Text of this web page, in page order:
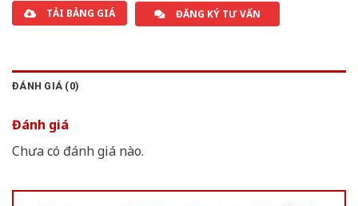
TẢI BẢNG GIÁ ĐĂNG KÝ TƯ VẤN
ĐÁNH GIÁ (0)
Đánh giá
Chưa có đánh giá nào.